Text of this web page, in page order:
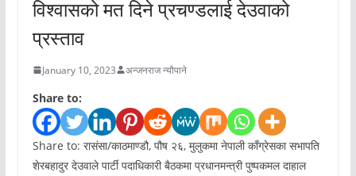
विश्वासको मत दिने प्रचण्डलाई देउवाको
प्रस्ताव
January 10, 2023 अन्जनराज न्यौपाने
Share to:
Share to: रासंसा/काठमाण्डौ, पौष २६, मुलुकमा नेपाली काँग्रेसका सभापति
शेरबहादुर देउवाले पार्टी पदाधिकारी बैठकमा प्रधानमन्त्री पुष्पकमल दाहाल